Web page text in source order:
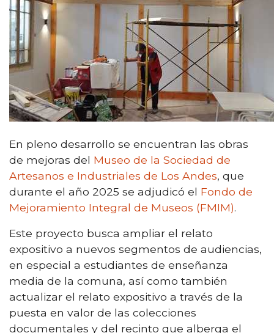
En pleno desarrollo se encuentran las obras
de mejoras del Museo de la Sociedad de
Artesanos e Industriales de Los Andes, que
durante el año 2025 se adjudicó el Fondo de
Mejoramiento Integral de Museos (FMIM).
Este proyecto busca ampliar el relato
expositivo a nuevos segmentos de audiencias,
en especial a estudiantes de enseñanza
media de la comuna, así como también
actualizar el relato expositivo a través de la
puesta en valor de las colecciones
documentales y del recinto que alberga el